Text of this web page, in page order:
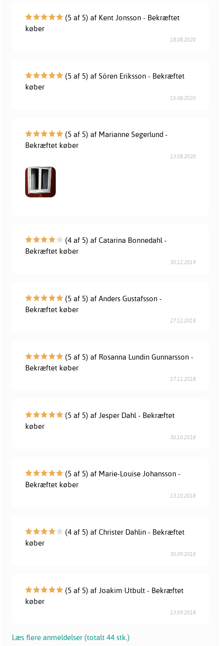
(5 af 5) af Kent Jonsson - Bekræftet
køber
18.08.2020
(5 af 5) af Sören Eriksson - Bekræftet
køber
15.08.2020
(5 af 5) af Marianne Segerlund -
Bekræftet køber
13.08.2020
(4 af 5) af Catarina Bonnedahl -
Bekræftet køber
30.12.2019
(5 af 5) af Anders Gustafsson -
Bekræftet køber
27.12.2018
(5 af 5) af Rosanna Lundin Gunnarsson -
Bekræftet køber
17.11.2018
(5 af 5) af Jesper Dahl - Bekræftet
køber
30.10.2018
(5 af 5) af Marie-Louise Johansson -
Bekræftet køber
13.10.2018
(4 af 5) af Christer Dahlin - Bekræftet
køber
30.09.2018
(5 af 5) af Joakim Utbult - Bekræftet
køber
13.09.2018
Læs flere anmeldelser (totalt 44 stk.)